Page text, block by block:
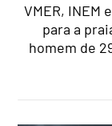
VMER, INEM
para a
homem de